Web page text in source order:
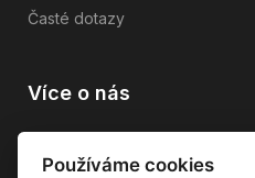
Časté dotazy
Více o nás
Používáme cookies